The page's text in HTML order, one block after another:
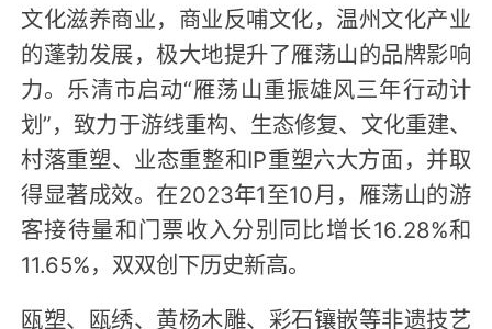
文化滋养商业，商业反哺文化，温州文化产业
的蓬勃发展，极大地提升了雁荡山的品牌影响
力。乐清市启动“雁荡山重振雄风三年行动计
划”，致力于游线重构、生态修复、文化重建、
村落重塑、业态重整和IP重塑六大方面，并取
得显著成效。在2023年1至10月，雁荡山的游
客接待量和门票收入分别同比增长16.28%和
11.65%，双双创下历史新高。
瓯塑、瓯绣、黄杨木雕、彩石镶嵌等非遗技艺